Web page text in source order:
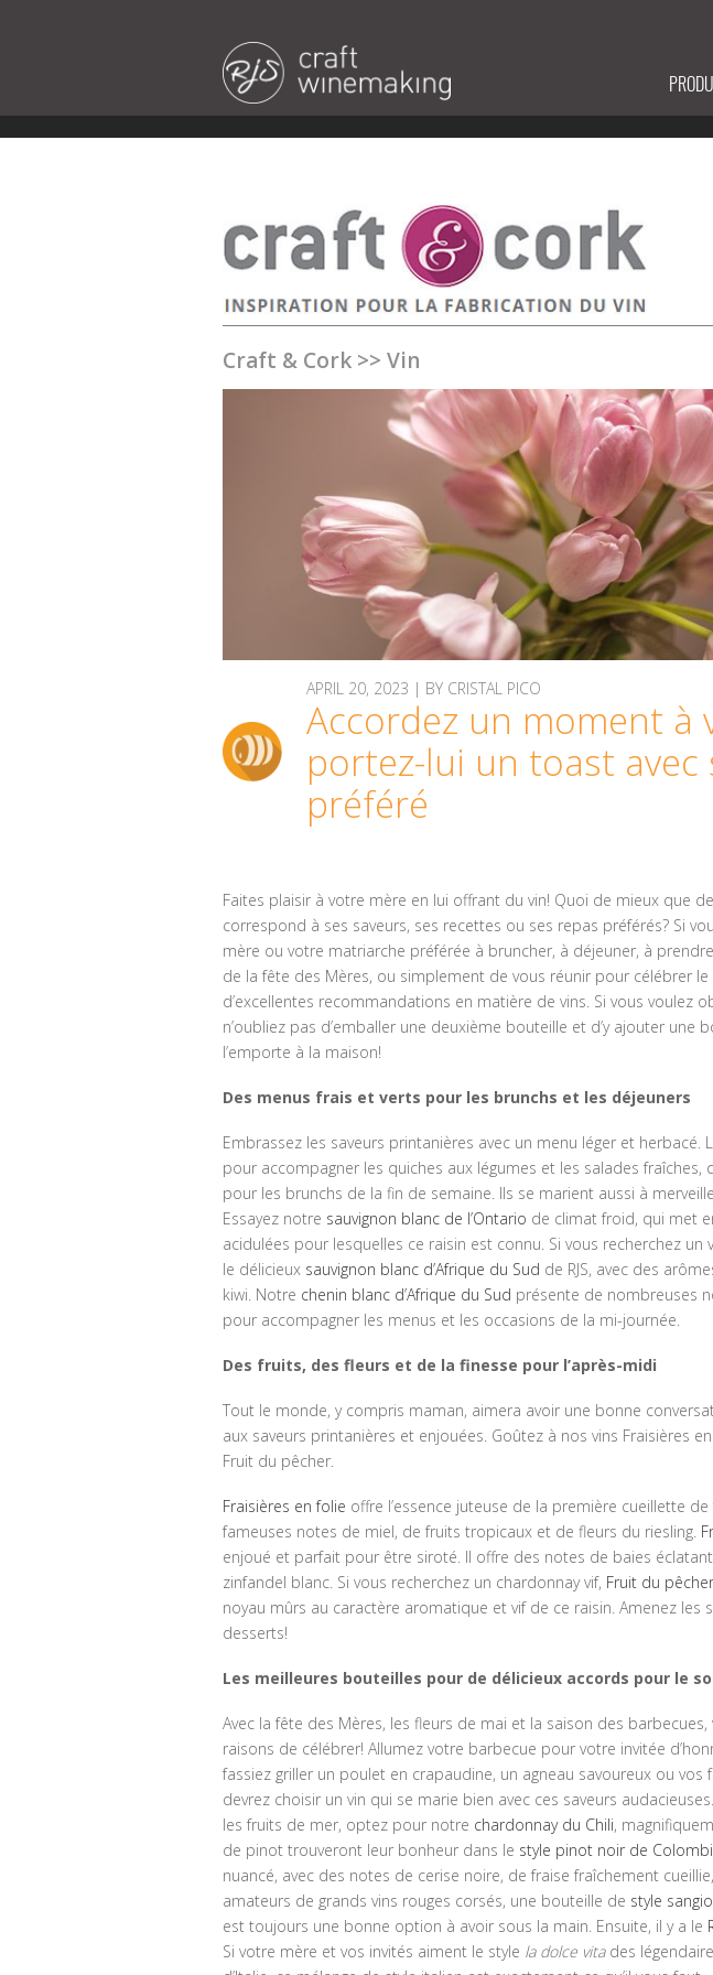
Craft & Cork >> Vin
APRIL 20, 2023 | BY CRISTAL PICO
Accordez un moment à
portez-lui un toast avec
préféré
Faites plaisir à votre mère en lui offrant du vin! Quoi de mieux que
correspond à ses saveurs, ses recettes ou ses repas préférés? Si
mère ou votre matriarche préférée à bruncher, à déjeuner, à
de la fête des Mères, ou simplement de vous réunir pour célébrer
d’excellentes recommandations en matière de vins. Si vous voulez
n’oubliez pas d’emballer une deuxième bouteille et d’y ajouter une
l’emporte à la maison!
Des menus frais et verts pour les brunchs et les déjeuners
Embrassez les saveurs printanières avec un menu léger et herbacé.
pour accompagner les quiches aux légumes et les salades fraîches,
pour les brunchs de la fin de semaine. Ils se marient aussi à
Essayez notre sauvignon blanc de l’Ontario de climat froid, qui met
acidulées pour lesquelles ce raisin est connu. Si vous recherchez un
le délicieux sauvignon blanc d’Afrique du Sud de RJS, avec des
kiwi. Notre chenin blanc d’Afrique du Sud présente de nombreuses
pour accompagner les menus et les occasions de la mi-journée.
Des fruits, des fleurs et de la finesse pour l’après-midi
Tout le monde, y compris maman, aimera avoir une bonne
aux saveurs printanières et enjouées. Goûtez à nos vins Fraisières
Fruit du pêcher.
Fraisières en folie offre l’essence juteuse de la première cueillette
fameuses notes de miel, de fruits tropicaux et de fleurs du riesling.
enjoué et parfait pour être siroté. Il offre des notes de baies
zinfandel blanc. Si vous recherchez un chardonnay vif, Fruit du pêcher
noyau mûrs au caractère aromatique et vif de ce raisin. Amenez les
desserts!
Les meilleures bouteilles pour de délicieux accords pour le
Avec la fête des Mères, les fleurs de mai et la saison des
raisons de célébrer! Allumez votre barbecue pour votre invitée
fassiez griller un poulet en crapaudine, un agneau savoureux ou vos
devrez choisir un vin qui se marie bien avec ces saveurs
les fruits de mer, optez pour notre chardonnay du Chili,
de pinot trouveront leur bonheur dans le style pinot noir de
nuancé, avec des notes de cerise noire, de fraise fraîchement
amateurs de grands vins rouges corsés, une bouteille de style
est toujours une bonne option à avoir sous la main. Ensuite, il y a le
Si votre mère et vos invités aiment le style la dolce vitades